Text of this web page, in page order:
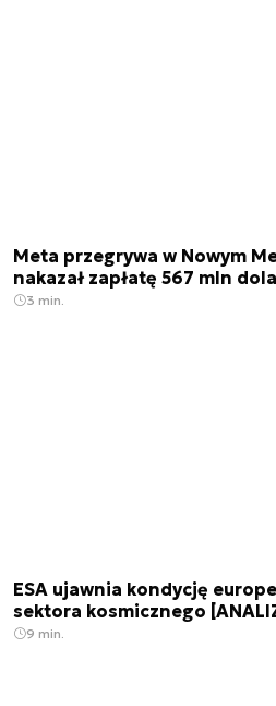
Meta przegrywa w Nowym
nakazał zapłatę 567 mln
3 min.
ESA ujawnia kondycję
sektora kosmicznego
9 min.